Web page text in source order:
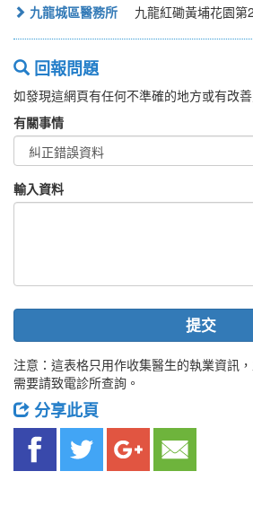
九龍城區醫務所
九龍紅磡黃埔花園
回報問題
如發現這網頁有任何不準確的地方或有改
有關事情
輸入資料
提交
注意：這表格只用作收集醫生的執業資訊
需要請致電診所查詢。
分享此頁